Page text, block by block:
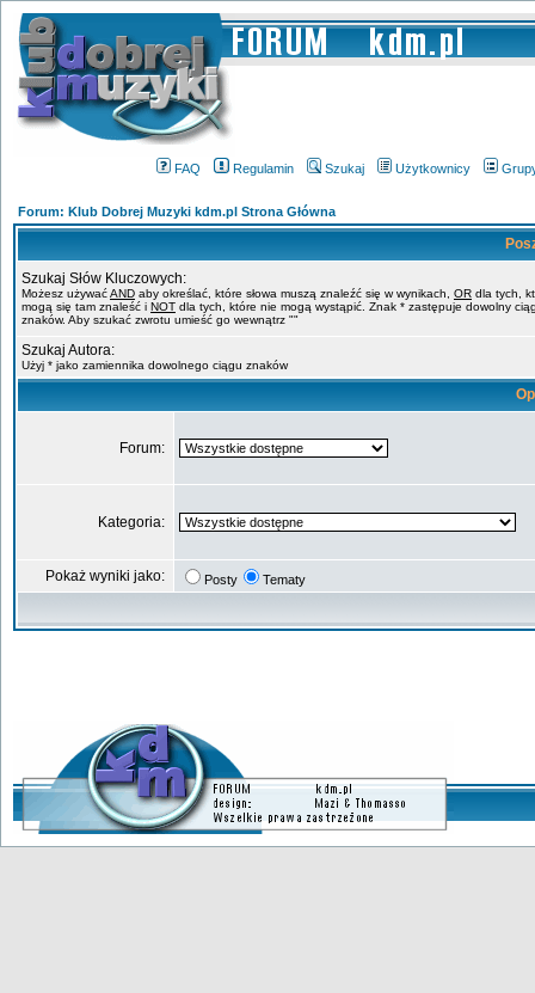
FAQ Regulamin Szukaj Użytkownicy
Forum: Klub Dobrej Muzyki kdm.pl Strona Główna
Szukaj Słów Kluczowych:
Możesz używaćAND aby określać, które słowa muszą znaleźć się w wynikach, OR dla tych,
mogą się tam znaleść i NOT dla tych, które nie mogą wystąpić. Znak * zastępuje dowolny
znaków. Aby szukać zwrotu umieść go wewnątrz ""
Szukaj Autora:
Użyj * jako zamiennika dowolnego ciągu znaków
Forum:
Kategoria:
Pokaż wyniki jako: Posty Tematy